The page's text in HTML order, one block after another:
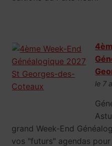
le 7
grand Week-End
vos "futurs" agendas